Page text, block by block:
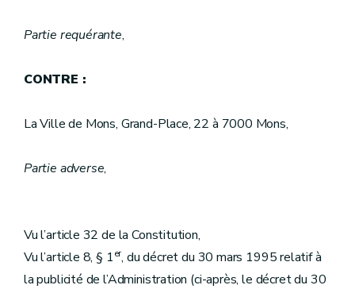
Partie requérante,
CONTRE :
La Ville de Mons, Grand-Place, 22 à 7000 Mons,
Partie adverse,
Vu l’article 32 de la Constitution,
Vu l’article 8, § 1er, du décret du 30 mars 1995 relatif à
la publicité de l’Administration (ci-après, le décret du 30